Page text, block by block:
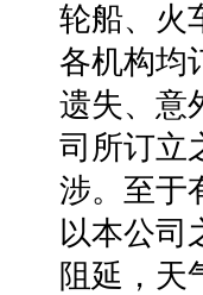
轮船、火
各机构均
遗失、意
司所订立
涉。至于
以本公司
阻延，天